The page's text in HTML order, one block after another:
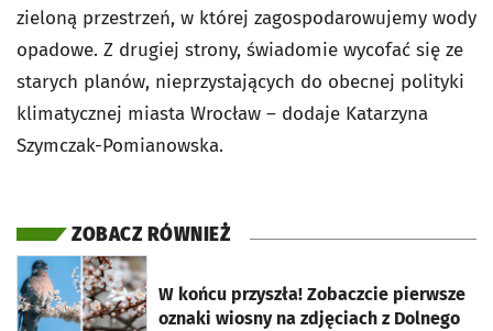
zieloną przestrzeń, w której zagospodarowujemy wody
opadowe. Z drugiej strony, świadomie wycofać się ze
starych planów, nieprzystających do obecnej polityki
klimatycznej miasta Wrocław – dodaje Katarzyna
Szymczak-Pomianowska.
ZOBACZ RÓWNIEŻ
W końcu przyszła! Zobaczcie pierwsze
oznaki wiosny na zdjęciach z Dolnego
otworzy się w nowej karcie